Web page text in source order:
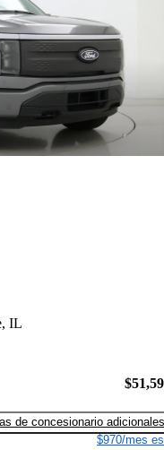
IL
de concesionario adicionales
$970/mes